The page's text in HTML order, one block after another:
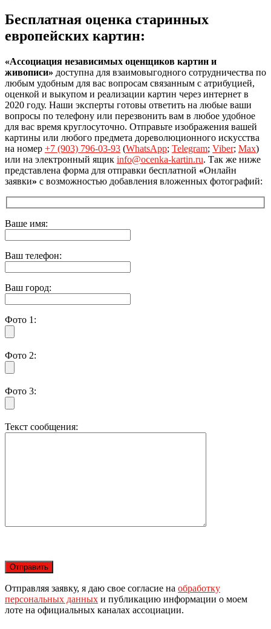
Бесплатная оценка старинных
европейских картин:
«Ассоциация независимых оценщиков картин и
живописи» доступна для взаимовыгодного сотрудничества по
любым удобным для вас вопросам связанным с атрибуцией,
оценкой и выкупом и реализации картин через интернет в
2020 году. Наши эксперты готовы ответить на любые ваши
вопросы по телефону или перезвонить вам в любое удобное
для вас время круглосуточно. Отправьте изображения вашей
картины или любого предмета дореволюционного искусства
на номер +7 (903) 796-03-93 (WhatsApp; Telegram; Viber; Max)
или на электронный ящик info@ocenka-kartin.ru. Так же ниже
представлена форма для отправки бесплатной «Онлайн
заявки» с возможностью добавления вложенных фотографий:
Ваше имя:
Ваш телефон:
Ваш город:
Фото 1:
Фото 2:
Фото 3:
Текст сообщения:
Отправляя заявку, я даю свое согласие на обработку
персональных данных и публикацию информации о моем
лоте на официальных каналах ассоциации.